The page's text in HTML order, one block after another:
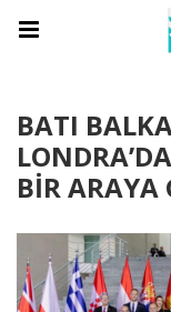
BATI
BİR ARAYA